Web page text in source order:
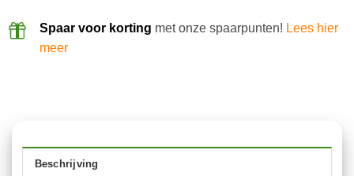
Spaar voor korting met onze spaarpunten! Lees hier
meer
Beschrijving